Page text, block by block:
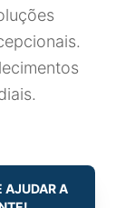
AJUDAR A